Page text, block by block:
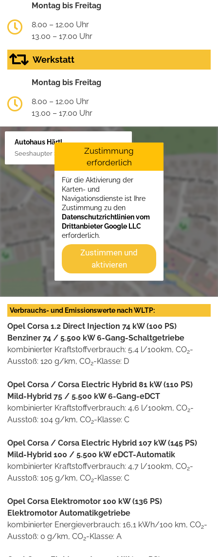
Montag bis Freitag
8.00 – 12.00 Uhr
13.00 – 17.00 Uhr
Werkstatt
Montag bis Freitag
8.00 – 12.00 Uhr
13.00 – 17.00 Uhr
Autohaus Härtl
Seeshaupter Str. 48, 82377 Penzberg
Zustimmung
erforderlich
Für die Aktivierung der
Karten- und
Navigationsdienste ist Ihre
Zustimmung zu den
Datenschutzrichtlinien vom
Drittanbieter Google LLC
erforderlich.
Zustimmen und
aktivieren
Verbrauchs- und Emissionswerte nach WLTP:
Opel Corsa 1.2 Direct Injection 74 kW (100 PS)
Benziner 74 / 5.500 kW 6-Gang-Schaltgetriebe
kombinierter Kraftstoffverbrauch: 5,4 l/100km, CO2-
Ausstoß: 120 g/km, CO2-Klasse: D
Opel Corsa / Corsa Electric Hybrid 81 kW (110 PS)
Mild-Hybrid 75 / 5.500 kW 6-Gang-eDCT
kombinierter Kraftstoffverbrauch: 4,6 l/100km, CO2-
Ausstoß: 104 g/km, CO2-Klasse: C
Opel Corsa / Corsa Electric Hybrid 107 kW (145 PS)
Mild-Hybrid 100 / 5.500 kW eDCT-Automatik
kombinierter Kraftstoffverbrauch: 4,7 l/100km, CO2-
Ausstoß: 105 g/km, CO2-Klasse: C
Opel Corsa Elektromotor 100 kW (136 PS)
Elektromotor Automatikgetriebe
kombinierter Energieverbrauch: 16,1 kWh/100 km, CO2-
Ausstoß: 0 g/km, CO2-Klasse: A